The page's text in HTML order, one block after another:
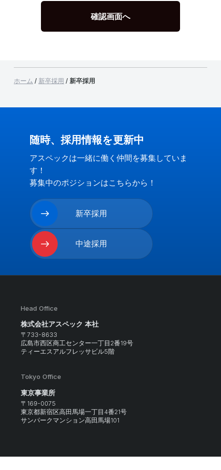
ホーム / 新卒採用 / 新卒採用
随時、採用情報を更新中
アスペックは一緒に働く仲間を募集していま
す！
募集中のポジションはこちらから！
新卒採用
Readmore
中途採用
Head Office
株式会社アスペック 本社
〒733-8633
広島市西区商工センター一丁目2番19号
ティーエスアルフレッサビル5階
Tokyo Office
東京事業所
〒169-0075
東京都新宿区高田馬場一丁目4番21号
サンパークマンション高田馬場101